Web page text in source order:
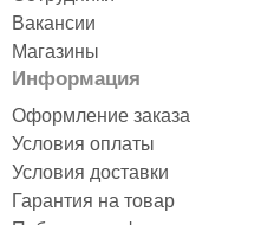
Вакансии
Магазины
Информация
Оформление заказа
Условия оплаты
Условия доставки
Гарантия на товар